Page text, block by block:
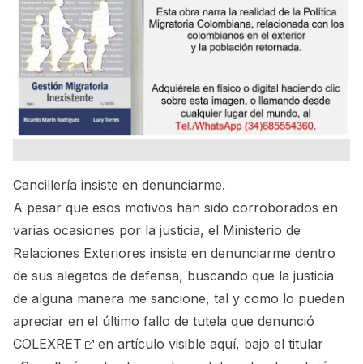
Cancillería insiste en denunciarme.
A pesar que esos motivos han sido corroborados en
varias ocasiones por la justicia, el Ministerio de
Relaciones Exteriores insiste en denunciarme dentro
de sus alegatos de defensa, buscando que la justicia
de alguna manera me sancione, tal y como lo pueden
apreciar en el último fallo de tutela que denunció
COLEXRET
en artículo visible aquí, bajo el titular